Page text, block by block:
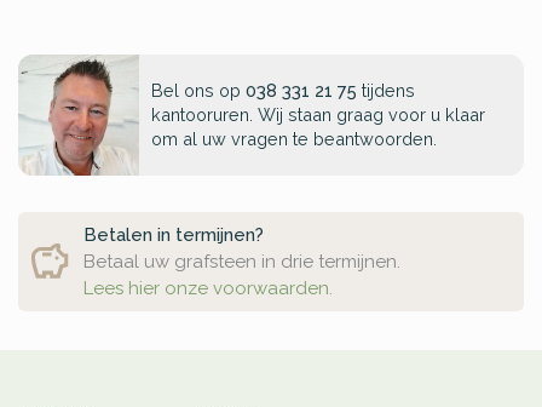
Bel ons op 038 331 21 75 tijdens
kantooruren. Wij staan graag voor u klaar
om al uw vragen te beantwoorden.
Betalen in termijnen?
Betaal uw grafsteen in drie termijnen.
Lees hier onze voorwaarden.